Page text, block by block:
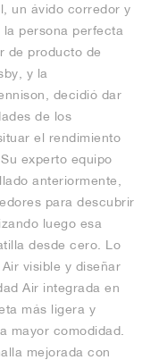
un ávido corredor y
persona perfecta
de producto de
y la
decidió dar
de los
el rendimiento
experto equipo
anteriormente,
para descubrir
luego esa
desde cero. Lo
visible y diseñar
Air integrada en
más ligera y
mayor comodidad.
mejorada con